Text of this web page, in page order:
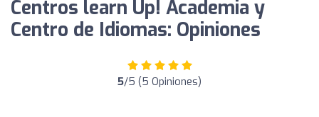
Centros learn Up! Academia y
Centro de Idiomas: Opiniones
5/5 (5 Opiniones)